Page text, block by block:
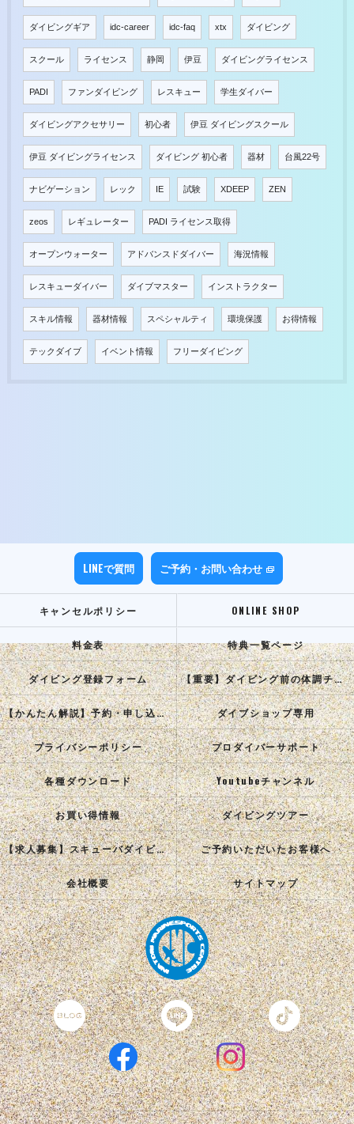
ダイビングギア idc-career idc-faq xtx ダイビング
スクール ライセンス 静岡 伊豆 ダイビングライセンス
PADI ファンダイビング レスキュー 学生ダイバー
ダイビングアクセサリー 初心者 伊豆 ダイビングスクール
伊豆 ダイビングライセンス ダイビング 初心者 器材 台風22号
ナビゲーション レック IE 試験 XDEEP ZEN
zeos レギュレーター PADI ライセンス取得
オープンウォーター アドバンスドダイバー 海況情報
レスキューダイバー ダイブマスター インストラクター
スキル情報 器材情報 スペシャルティ 環境保護 お得情報
テックダイブ イベント情報 フリーダイビング
LINEで質問 ご予約・お問い合わせ
キャンセルポリシー ONLINE SHOP
料金表 特典一覧ページ
ダイビング登録フォーム 【重要】ダイビング前の体調チェック
【かんたん解説】予約・申し込み手順 ダイブショップ専用
プライバシーポリシー プロダイバーサポート
各種ダウンロード Youtubeチャンネル
お買い得情報 ダイビングツアー
【求人募集】スキューバダイビングインストラクターを目指す正社員を募集中！ ご予約いただいたお客様へ
会社概要 サイトマップ